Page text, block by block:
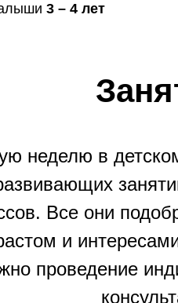
3 – 4 лет
неделю в
Все они
и
проведение